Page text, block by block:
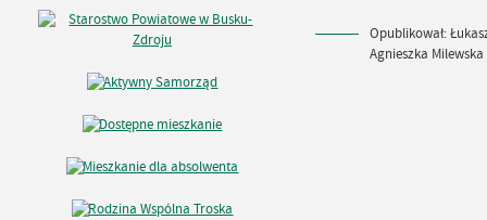
Opublikował:
Agnieszka Milewska